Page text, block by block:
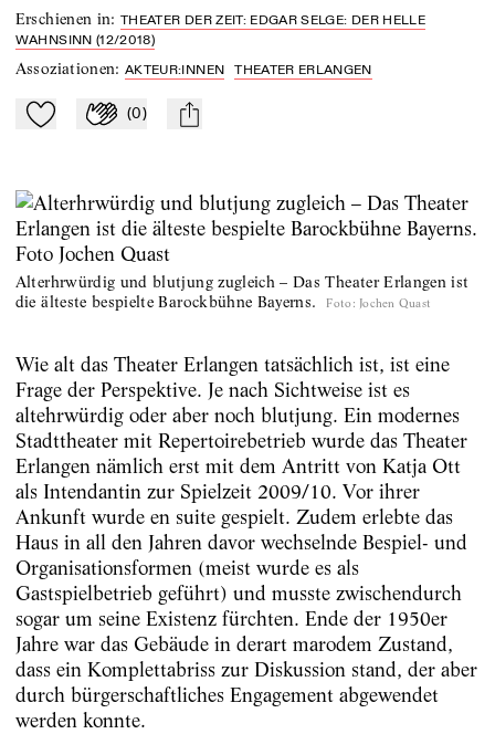
Erschienen in:THEATER DER ZEIT: EDGAR SELGE: DER HELLE
WAHNSINN (12/2018)
Assoziationen:AKTEUR:INNEN THEATER ERLANGEN
Zu Mein-TdZ hinzufügen
Applaudieren
(0) mail
Alterhrwürdig und blutjung zugleich – Das Theater Erlangen ist
die älteste bespielte Barockbühne Bayerns.
Foto: Jochen Quast
Wie alt das Theater Erlangen tatsächlich ist, ist eine
Frage der Perspektive. Je nach Sichtweise ist es
altehrwürdig oder aber noch blutjung. Ein modernes
Stadttheater mit Repertoirebetrieb wurde das Theater
Erlangen nämlich erst mit dem Antritt von Katja Ott
als Intendantin zur Spielzeit 2009/10. Vor ihrer
Ankunft wurde en suite gespielt. Zudem erlebte das
Haus in all den Jahren davor wechselnde Bespiel- und
Organisationsformen (meist wurde es als
Gastspielbetrieb geführt) und musste zwischendurch
sogar um seine Existenz fürchten. Ende der 1950er
Jahre war das Gebäude in derart marodem Zustand,
dass ein Komplettabriss zur Diskussion stand, der aber
durch bürgerschaftliches Engagement abgewendet
werden konnte.